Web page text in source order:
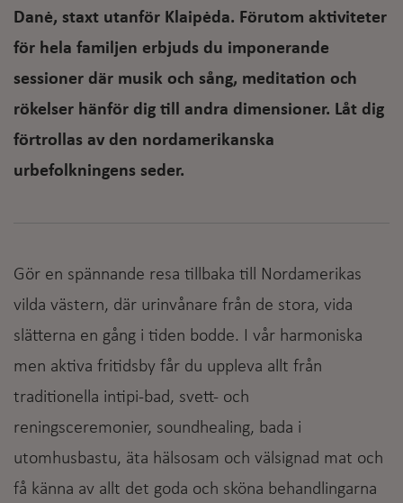
Danė, staxt utanför Klaipėda. Förutom aktiviteter
för hela familjen erbjuds du imponerande
sessioner där musik och sång, meditation och
rökelser hänför dig till andra dimensioner. Låt dig
förtrollas av den nordamerikanska
urbefolkningens seder.
Gör en spännande resa tillbaka till Nordamerikas
vilda västern, där urinvånare från de stora, vida
slätterna en gång i tiden bodde. I vår harmoniska
men aktiva fritidsby får du uppleva allt från
traditionella intipi-bad, svett- och
reningsceremonier, soundhealing, bada i
utomhusbastu, äta hälsosam och välsignad mat och
få känna av allt det goda och sköna behandlingarna